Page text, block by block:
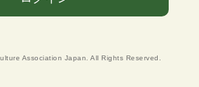
Association Japan. All Rights Reserved.